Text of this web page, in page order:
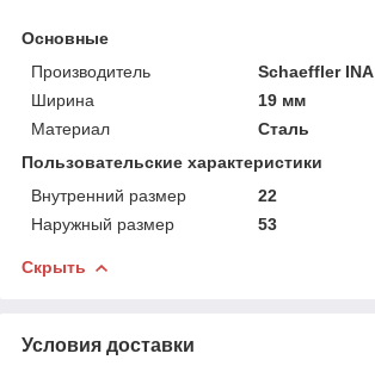
Основные
Производитель
Schaeffler INA
Ширина
19 мм
Материал
Сталь
Пользовательские характеристики
Внутренний размер
22
Наружный размер
53
Скрыть
Условия доставки